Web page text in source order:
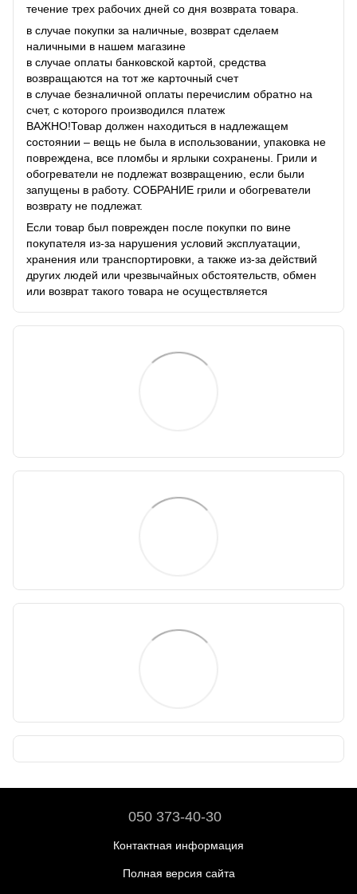
течение трех рабочих дней со дня возврата товара.
в случае покупки за наличные, возврат сделаем
наличными в нашем магазине
в случае оплаты банковской картой, средства
возвращаются на тот же карточный счет
в случае безналичной оплаты перечислим обратно на
счет, с которого производился платеж
ВАЖНО!Товар должен находиться в надлежащем
состоянии – вещь не была в использовании, упаковка не
повреждена, все пломбы и ярлыки сохранены. Грили и
обогреватели не подлежат возвращению, если были
запущены в работу. СОБРАНИЕ грили и обогреватели
возврату не подлежат.
Если товар был поврежден после покупки по вине
покупателя из-за нарушения условий эксплуатации,
хранения или транспортировки, а также из-за действий
других людей или чрезвычайных обстоятельств, обмен
или возврат такого товара не осуществляется
050 373-40-30
Контактная информация
Полная версия сайта